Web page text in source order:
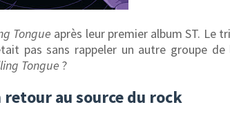
Tongue après leur premier album ST. Le
pas sans rappeler un autre groupe de
Tongue ?
retour au source du rock